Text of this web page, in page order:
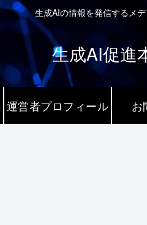
生成AIの情報を発信するメ
生成AI促進
運営者プロフィール お